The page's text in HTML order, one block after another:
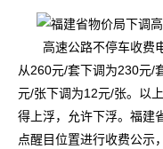
高速公路不停车收费电
从260元/套下调为230元/
元/张下调为12元/张。以
得上浮，允许下浮。福建
点醒目位置进行收费公示